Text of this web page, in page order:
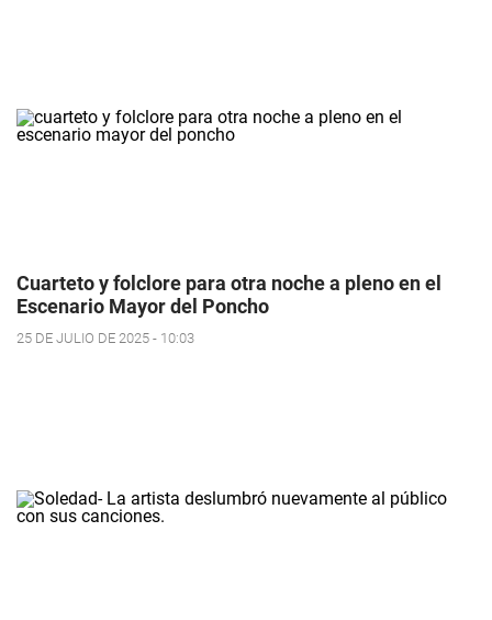
Cuarteto y folclore para otra noche a pleno en el
Escenario Mayor del Poncho
25 DE JULIO DE 2025 - 10:03